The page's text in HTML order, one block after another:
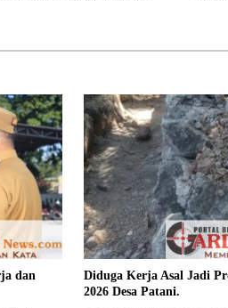
dan
Diduga Kerja Asal Jadi
2026 Desa Patani.